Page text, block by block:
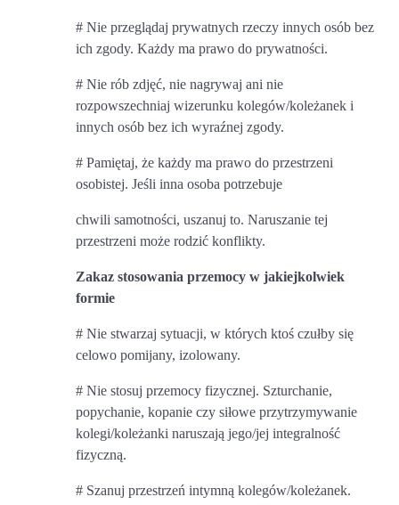
# Nie przeglądaj prywatnych rzeczy innych osób bez
ich zgody. Każdy ma prawo do prywatności.
# Nie rób zdjęć, nie nagrywaj ani nie
rozpowszechniaj wizerunku kolegów/koleżanek i
innych osób bez ich wyraźnej zgody.
# Pamiętaj, że każdy ma prawo do przestrzeni
osobistej. Jeśli inna osoba potrzebuje
chwili samotności, uszanuj to. Naruszanie tej
przestrzeni może rodzić konflikty.
Zakaz stosowania przemocy w jakiejkolwiek
formie
# Nie stwarzaj sytuacji, w których ktoś czułby się
celowo pomijany, izolowany.
# Nie stosuj przemocy fizycznej. Szturchanie,
popychanie, kopanie czy siłowe przytrzymywanie
kolegi/koleżanki naruszają jego/jej integralność
fizyczną.
# Szanuj przestrzeń intymną kolegów/koleżanek.